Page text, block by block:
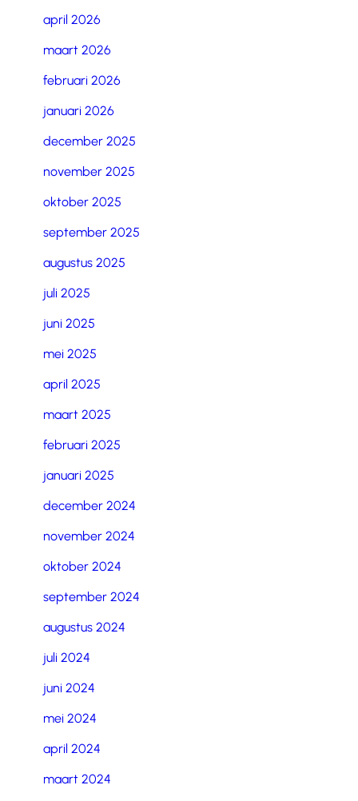
april 2026
maart 2026
februari 2026
januari 2026
december 2025
november 2025
oktober 2025
september 2025
augustus 2025
juli 2025
juni 2025
mei 2025
april 2025
maart 2025
februari 2025
januari 2025
december 2024
november 2024
oktober 2024
september 2024
augustus 2024
juli 2024
juni 2024
mei 2024
april 2024
maart 2024